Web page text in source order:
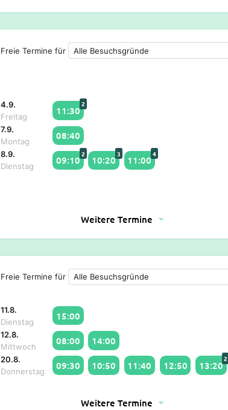
Freie Termine für
4.9.
Freitag
11:30
2
7.9.
Montag
08:40
8.9.
Dienstag
09:10
2
10:20
3
11:00
4
Weitere Termine
Freie Termine für
11.8.
Dienstag
15:00
12.8.
Mittwoch
08:00 14:00
20.8.
Donnerstag
09:30 10:50 11:40 12:50 13:20
2
Weitere Termine